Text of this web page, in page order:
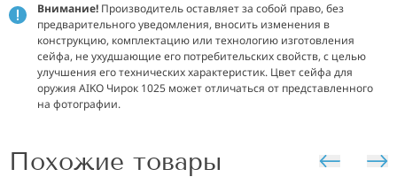
Внимание! Производитель оставляет за собой право, без
предварительного уведомления, вносить изменения в
конструкцию, комплектацию или технологию изготовления
сейфа, не ухудшающие его потребительских свойств, с целью
улучшения его технических характеристик. Цвет сейфа для
оружия AIKO Чирок 1025 может отличаться от представленного
на фотографии.
Похожие товары